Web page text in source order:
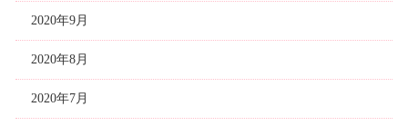
2020年9月
2020年8月
2020年7月